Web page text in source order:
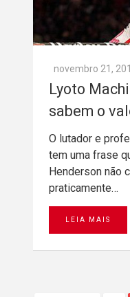
novembro 21,
Lyoto
sabem o
O lutador e
tem uma frase
Henderson não
praticamente…
LEIA MAIS